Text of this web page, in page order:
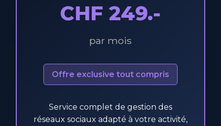
CHF 249.-
par mois
Offre exclusive tout compris
Service complet de gestion des
réseaux sociaux adapté à votre activité,